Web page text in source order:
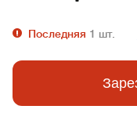
Последняя 1 шт.